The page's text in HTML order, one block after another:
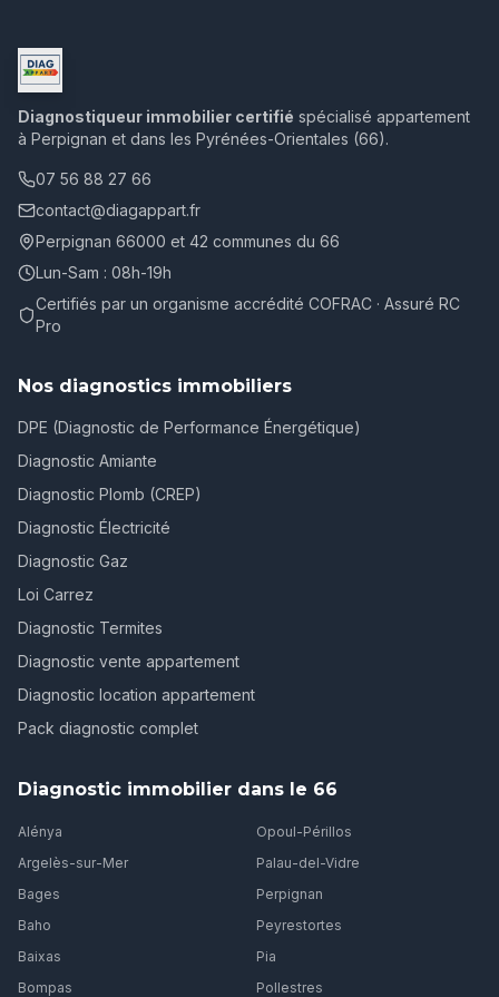
Diagnostiqueur immobilier certifié spécialisé appartement
à Perpignan et dans les Pyrénées-Orientales (66).
07 56 88 27 66
contact@diagappart.fr
Perpignan 66000 et 42 communes du 66
Lun-Sam : 08h-19h
Certifiés par un organisme accrédité COFRAC · Assuré RC
Pro
Nos diagnostics immobiliers
DPE (Diagnostic de Performance Énergétique)
Diagnostic Amiante
Diagnostic Plomb (CREP)
Diagnostic Électricité
Diagnostic Gaz
Loi Carrez
Diagnostic Termites
Diagnostic vente appartement
Diagnostic location appartement
Pack diagnostic complet
Diagnostic immobilier dans le 66
Alénya
Argelès-sur-Mer
Bages
Baho
Baixas
Bompas
Opoul-Périllos
Palau-del-Vidre
Perpignan
Peyrestortes
Pia
Pollestres